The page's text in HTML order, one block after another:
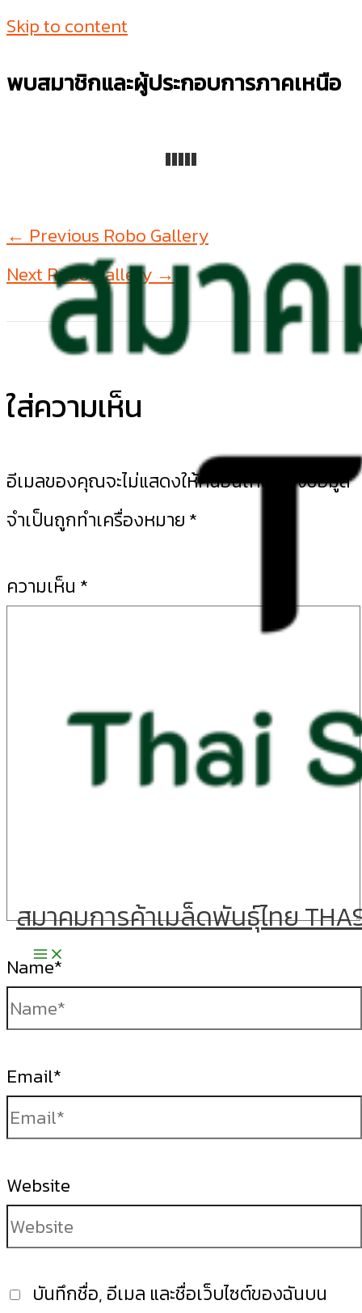
Skip to content
สมาคมการค้าเมล็ดพันธุ์ไทย
พบสมาชิกและผู้ประกอบการภาคเหนือ
← Previous Robo Gallery
Next Robo Gallery →
ใส่ความเห็น
อีเมลของคุณจะไม่แสดงให้คนอื่นเห็น
ช่องข้อมูล
จำเป็นถูกทำเครื่องหมาย *
ความเห็น *
Name*
Email*
Website
บันทึกชื่อ, อีเมล และชื่อเว็บไซต์ของฉันบน